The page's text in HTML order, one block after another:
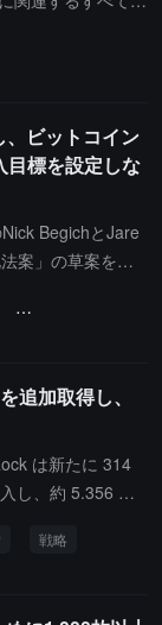
トフォームKals
とが許可された最
契約を規制のグ
に組み込み、同
久契約の申請は
界の暗号永久契約
データによ
された国内取引
取引所も申請を
(NASDAQ:
ンの国庫準備戦
年6月に暗号
て約3.84億ドル
し、2026年第1四
すでに制限は解
ー、および防衛無
と述べた。
ビットコイン
目標を設定しな
BegichとJare
案」の草案を提
ことを提案して
れた5年以内に1
BITCOIN法」と
ず、財務省と商
めています。法
び議会の監視を
アメリカ合衆国下院
追加取得し、
は新たに 314
し、約 5.356 億
ルで、以前のポ
戦略